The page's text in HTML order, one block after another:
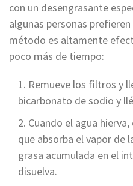
con un desengrasante
algunas personas
método es altamente
poco más de tiempo:
Remueve los filtros y
bicarbonato de sodio y
Cuando el agua
que absorba el vapor de
grasa acumulada en el
disuelva.